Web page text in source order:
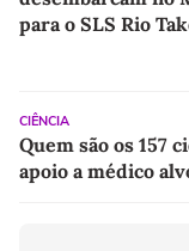
para o SLS Rio
CIÊNCIA
Quem são os 157
apoio a médico